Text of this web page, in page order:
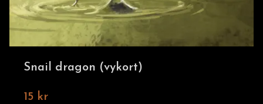
Snail dragon (vykort)
15 kr